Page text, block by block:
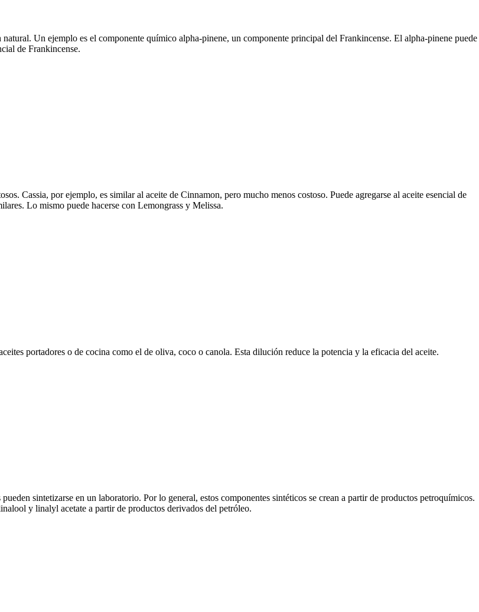
Un ejemplo es el componente químico alpha-pinene, un componente principal del Frankincense. El alpha-pinene puede
de Frankincense.
Cassia, por ejemplo, es similar al aceite de Cinnamon, pero mucho menos costoso. Puede agregarse al aceite esencial de
Lo mismo puede hacerse con Lemongrass y Melissa.
portadores o de cocina como el de oliva, coco o canola. Esta dilución reduce la potencia y la eficacia del aceite.
sintetizarse en un laboratorio. Por lo general, estos componentes sintéticos se crean a partir de productos petroquímicos.
y linalyl acetate a partir de productos derivados del petróleo.